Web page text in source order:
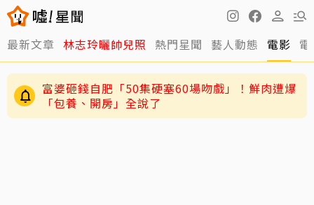
最新文章 林志玲曬帥兒照 熱門星聞 藝人動態 電影
富婆砸錢自肥「50集硬塞60場吻戲」！鮮肉遭爆
「包養、開房」全說了